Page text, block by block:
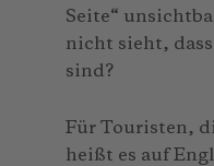
Seite“
nicht sieht,
sind?
Für Touristen,
heißt es auf